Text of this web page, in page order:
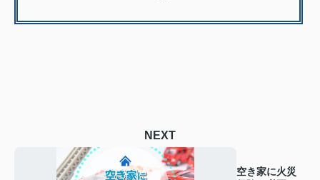
NEXT
空き家に火災